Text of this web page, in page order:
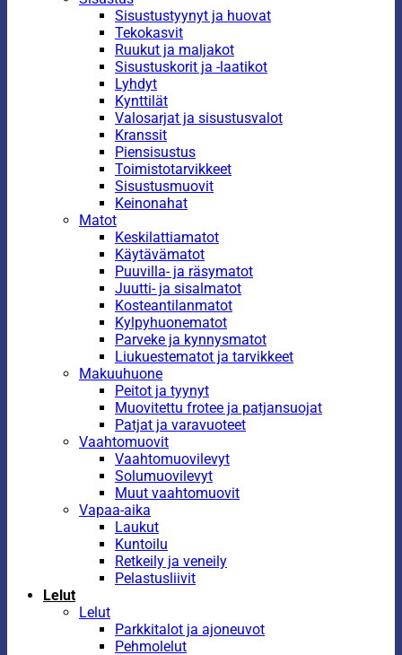
Sisustustyynyt ja huovat
Tekokasvit
Ruukut ja maljakot
Sisustuskorit ja -laatikot
Lyhdyt
Kynttilät
Valosarjat ja sisustusvalot
Kranssit
Piensisustus
Toimistotarvikkeet
Sisustusmuovit
Keinonahat
Matot
Keskilattiamatot
Käytävämatot
Puuvilla- ja räsymatot
Juutti- ja sisalmatot
Kosteantilanmatot
Kylpyhuonematot
Parveke ja kynnysmatot
Liukuestematot ja tarvikkeet
Makuuhuone
Peitot ja tyynyt
Muovitettu frotee ja patjansuojat
Patjat ja varavuoteet
Vaahtomuovit
Vaahtomuovilevyt
Solumuovilevyt
Muut vaahtomuovit
Vapaa-aika
Laukut
Kuntoilu
Retkeily ja veneily
Pelastusliivit
Lelut
Lelut
Parkkitalot ja ajoneuvot
Pehmolelut